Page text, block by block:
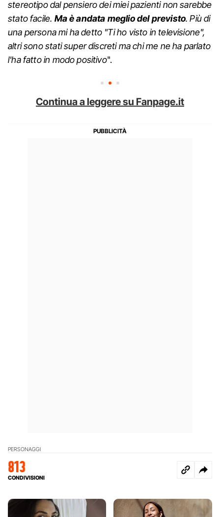
stereotipo dal pensiero dei miei pazienti non sarebbe
stato facile. Ma è andata meglio del previsto. Più di
una persona mi ha detto "Ti ho visto in televisione",
altri sono stati super discreti ma chi me ne ha parlato
l'ha fatto in modo positivo".
Continua a leggere su Fanpage.it
PERSONAGGI
813
CONDIVISIONI